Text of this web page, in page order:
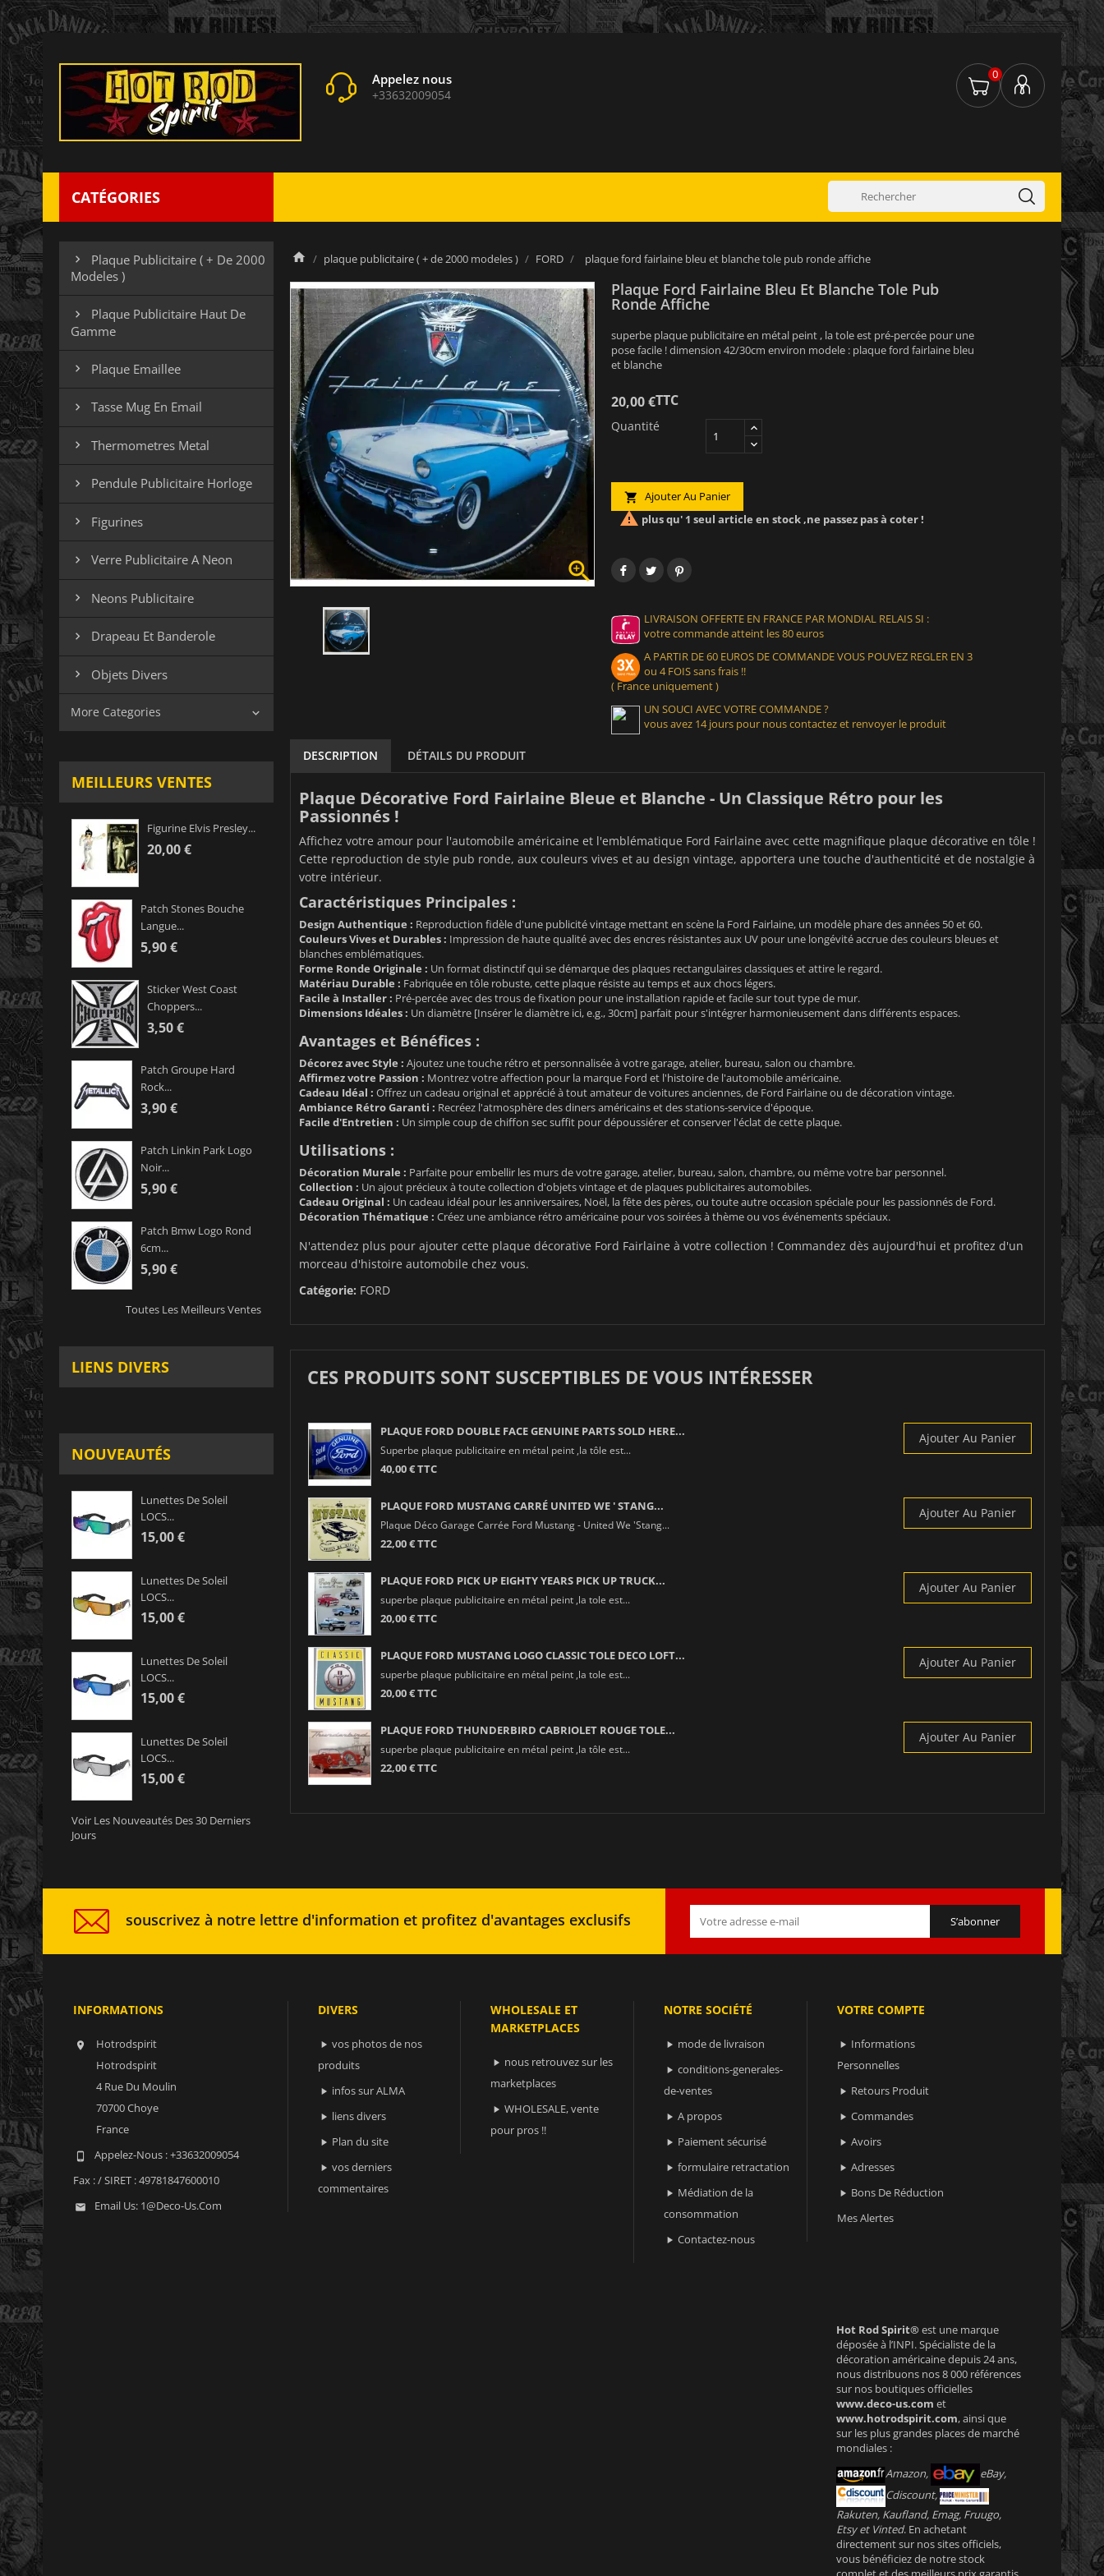
Appelez nous
+33632009054
0
CATÉGORIES

Plaque Publicitaire ( + De 2000
Modeles )

Plaque Publicitaire Haut De
Gamme
 Plaque Emaillee
 Tasse Mug En Email
 Thermometres Metal
 Pendule Publicitaire Horloge
 Figurines
 Verre Publicitaire A Neon
 Neons Publicitaire
 Drapeau Et Banderole
 Objets Divers
More Categories 
MEILLEURS VENTES
Figurine Elvis Presley...
20,00 €
Patch Stones Bouche
Langue...
5,90 €
Sticker West Coast
Choppers...
3,50 €
Patch Groupe Hard
Rock...
3,90 €
Patch Linkin Park Logo
Noir...
5,90 €
Patch Bmw Logo Rond
6cm...
5,90 €
Toutes Les Meilleurs Ventes
LIENS DIVERS
NOUVEAUTÉS
Lunettes De Soleil
LOCS...
15,00 €
Lunettes De Soleil
LOCS...
15,00 €
Lunettes De Soleil
LOCS...
15,00 €
Lunettes De Soleil
LOCS...
15,00 €
Voir Les Nouveautés Des 30 Derniers
Jours
plaque publicitaire ( + de 2000 modeles ) FORD plaque ford fairlaine bleu et blanche tole pub ronde affiche

Plaque Ford Fairlaine Bleu Et Blanche Tole Pub
Ronde Affiche
superbe plaque publicitaire en métal peint , la tole est pré-percée pour une
pose facile ! dimension 42/30cm environ modele : plaque ford fairlaine bleu
et blanche
20,00 €TTC
Quantité
 Ajouter Au Panier
 plus qu' 1 seul article en stock ,ne passez pas à coter !
LIVRAISON OFFERTE EN FRANCE PAR MONDIAL RELAIS SI :
votre commande atteint les 80 euros
A PARTIR DE 60 EUROS DE COMMANDE VOUS POUVEZ REGLER EN 3
ou 4 FOIS sans frais !!
( France uniquement )
UN SOUCI AVEC VOTRE COMMANDE ?
vous avez 14 jours pour nous contactez et renvoyer le produit
DESCRIPTION DÉTAILS DU PRODUIT
Plaque Décorative Ford Fairlaine Bleue et Blanche - Un Classique Rétro pour les
Passionnés !
Affichez votre amour pour l'automobile américaine et l'emblématique Ford Fairlaine avec cette magnifique plaque décorative en tôle !
Cette reproduction de style pub ronde, aux couleurs vives et au design vintage, apportera une touche d'authenticité et de nostalgie à
votre intérieur.
Caractéristiques Principales :
Design Authentique : Reproduction fidèle d'une publicité vintage mettant en scène la Ford Fairlaine, un modèle phare des années 50 et 60.
Couleurs Vives et Durables : Impression de haute qualité avec des encres résistantes aux UV pour une longévité accrue des couleurs bleues et
blanches emblématiques.
Forme Ronde Originale : Un format distinctif qui se démarque des plaques rectangulaires classiques et attire le regard.
Matériau Durable : Fabriquée en tôle robuste, cette plaque résiste au temps et aux chocs légers.
Facile à Installer : Pré-percée avec des trous de fixation pour une installation rapide et facile sur tout type de mur.
Dimensions Idéales : Un diamètre [Insérer le diamètre ici, e.g., 30cm] parfait pour s'intégrer harmonieusement dans différents espaces.
Avantages et Bénéfices :
Décorez avec Style : Ajoutez une touche rétro et personnalisée à votre garage, atelier, bureau, salon ou chambre.
Affirmez votre Passion : Montrez votre affection pour la marque Ford et l'histoire de l'automobile américaine.
Cadeau Idéal : Offrez un cadeau original et apprécié à tout amateur de voitures anciennes, de Ford Fairlaine ou de décoration vintage.
Ambiance Rétro Garanti : Recréez l'atmosphère des diners américains et des stations-service d'époque.
Facile d'Entretien : Un simple coup de chiffon sec suffit pour dépoussiérer et conserver l'éclat de cette plaque.
Utilisations :
Décoration Murale : Parfaite pour embellir les murs de votre garage, atelier, bureau, salon, chambre, ou même votre bar personnel.
Collection : Un ajout précieux à toute collection d'objets vintage et de plaques publicitaires automobiles.
Cadeau Original : Un cadeau idéal pour les anniversaires, Noël, la fête des pères, ou toute autre occasion spéciale pour les passionnés de Ford.
Décoration Thématique : Créez une ambiance rétro américaine pour vos soirées à thème ou vos événements spéciaux.
N'attendez plus pour ajouter cette plaque décorative Ford Fairlaine à votre collection ! Commandez dès aujourd'hui et profitez d'un
morceau d'histoire automobile chez vous.
Catégorie: FORD
CES PRODUITS SONT SUSCEPTIBLES DE VOUS INTÉRESSER
PLAQUE FORD DOUBLE FACE GENUINE PARTS SOLD HERE...
Superbe plaque publicitaire en métal peint ,la tôle est...
40,00 € TTC
Ajouter Au Panier
PLAQUE FORD MUSTANG CARRÉ UNITED WE ' STANG...
Plaque Déco Garage Carrée Ford Mustang - United We 'Stang...
22,00 € TTC
Ajouter Au Panier
PLAQUE FORD PICK UP EIGHTY YEARS PICK UP TRUCK...
superbe plaque publicitaire en métal peint ,la tole est...
20,00 € TTC
Ajouter Au Panier
PLAQUE FORD MUSTANG LOGO CLASSIC TOLE DECO LOFT...
superbe plaque publicitaire en métal peint ,la tole est...
20,00 € TTC
Ajouter Au Panier
PLAQUE FORD THUNDERBIRD CABRIOLET ROUGE TOLE...
superbe plaque publicitaire en métal peint ,la tôle est...
22,00 € TTC
Ajouter Au Panier
souscrivez à notre lettre d'information et profitez d'avantages exclusifs
INFORMATIONS

Hotrodspirit
Hotrodspirit
4 Rue Du Moulin
70700 Choye
France
 Appelez-Nous :+33632009054
Fax :/ SIRET : 49781847600010
 Email Us: 1@deco-Us.com
DIVERS
 vos photos de nos
produits
 infos sur ALMA
 liens divers
 Plan du site
 vos derniers
commentaires
WHOLESALE ET
MARKETPLACES
 nous retrouvez sur les
marketplaces
 WHOLESALE, vente
pour pros !!
NOTRE SOCIÉTÉ
 mode de livraison
 conditions-generales-
de-ventes
 A propos
 Paiement sécurisé
 formulaire retractation
 Médiation de la
consommation
 Contactez-nous
VOTRE COMPTE
 Informations
Personnelles
 Retours Produit
 Commandes
 Avoirs
 Adresses
 Bons De Réduction
Mes Alertes
Hot Rod Spirit®est une marque
déposée à l’INPI. Spécialiste de la
décoration américaine depuis 24 ans,
nous distribuons nos 8 000 références
sur nos boutiques officielles
www.deco-us.com et
www.hotrodspirit.com, ainsi que
sur les plus grandes places de marché
mondiales :
Amazon,
eBay,
Cdiscount,
Rakuten, Kaufland, Emag, Fruugo,
Etsy et Vinted. En achetant
directement sur nos sites officiels,
vous bénéficiez de notre stock